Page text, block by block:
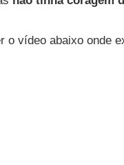
o vídeo abaixo onde